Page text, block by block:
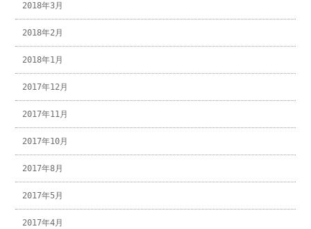
2018年3月
2018年2月
2018年1月
2017年12月
2017年11月
2017年10月
2017年8月
2017年5月
2017年4月